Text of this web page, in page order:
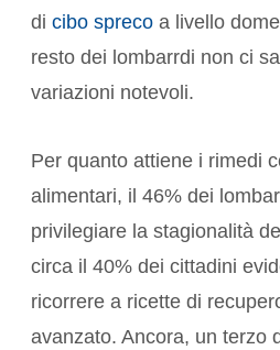
di cibo spreco a livello
resto dei lombarrdi non ci
variazioni notevoli.
Per quanto attiene i rimedi
alimentari, il 46% dei
privilegiare la stagionalità
circa il 40% dei cittadini
ricorrere a ricette di
avanzato. Ancora, un terzo